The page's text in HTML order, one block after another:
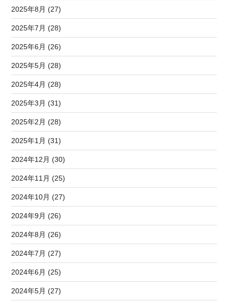
2025年8月 (27)
2025年7月 (28)
2025年6月 (26)
2025年5月 (28)
2025年4月 (28)
2025年3月 (31)
2025年2月 (28)
2025年1月 (31)
2024年12月 (30)
2024年11月 (25)
2024年10月 (27)
2024年9月 (26)
2024年8月 (26)
2024年7月 (27)
2024年6月 (25)
2024年5月 (27)